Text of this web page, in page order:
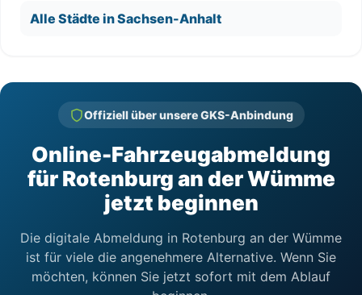
Alle Städte in Sachsen-Anhalt
Offiziell über unsere GKS-Anbindung
Online-Fahrzeugabmeldung
für Rotenburg an der Wümme
jetzt beginnen
Die digitale Abmeldung in Rotenburg an der Wümme
ist für viele die angenehmere Alternative. Wenn Sie
möchten, können Sie jetzt sofort mit dem Ablauf